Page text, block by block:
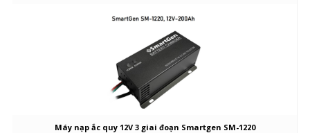
Máy nạp ắc quy 12V 3 giai đoạn Smartgen SM-1220